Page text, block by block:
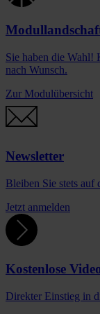
Sie haben die Wahl!
nach Wunsch.
Zur Modulübersicht
Newsletter
Bleiben Sie stets auf
Jetzt anmelden
Kostenlose
Direkter Einstieg in